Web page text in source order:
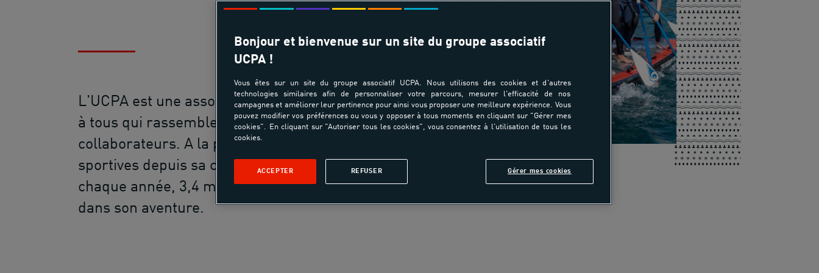
L'UCPA est une association sportive ouverte
à tous qui rassemble plus de 14 000
collaborateurs. A la pointe des pratiques
sportives depuis sa création, elle accueille,
chaque année, 3,4 millions de personnes
dans son aventure.
Bonjour et bienvenue sur un site du groupe associatif
UCPA !
Vous êtes sur un site du groupe associatif UCPA. Nous utilisons des cookies et d'autres
technologies similaires afin de personnaliser votre parcours, mesurer l'efficacité de nos
campagnes et améliorer leur pertinence pour ainsi vous proposer une meilleure expérience. Vous
pouvez modifier vos préférences ou vous y opposer à tous moments en cliquant sur "Gérer mes
cookies". En cliquant sur "Autoriser tous les cookies", vous consentez à l'utilisation de tous les
cookies.
Gérer mes cookies
REFUSER
ACCEPTER